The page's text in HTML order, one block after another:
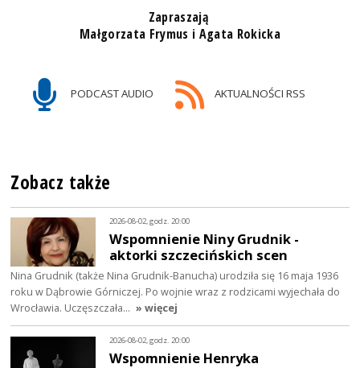
Zapraszają
Małgorzata Frymus i Agata Rokicka
PODCAST AUDIO AKTUALNOŚCI RSS
Zobacz także
2026-08-02, godz. 20:00
Wspomnienie Niny Grudnik -
aktorki szczecińskich scen
Nina Grudnik (także Nina Grudnik-Banucha) urodziła się 16 maja 1936
roku w Dąbrowie Górniczej. Po wojnie wraz z rodzicami wyjechała do
Wrocławia. Uczęszczała… » więcej
2026-08-02, godz. 20:00
Wspomnienie Henryka